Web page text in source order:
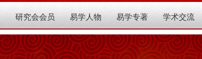
研究会会员 易学人物 易学专著 学术交流